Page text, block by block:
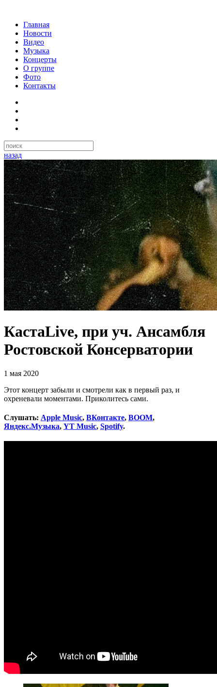
Главная
Новости
Видео
Музыка
Концерты
О группе
Фото
Контакты
назад
КастаLive, при уч. Ансамбля
Ростовской Консерватории
1 мая 2020
Этот концерт забыли и смотрели как в первый раз, и
охреневали моментами. Приколитесь сами.
Слушать: Apple Music, ВКонтакте, BOOM,
Яндекс.Музыка, YT Music, Spotify.